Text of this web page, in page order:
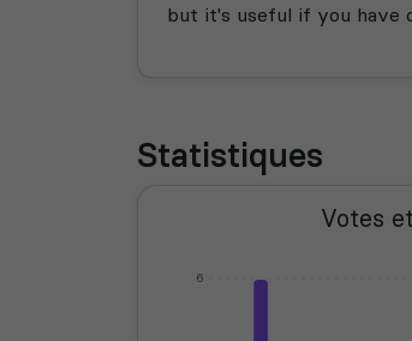
but it's useful if you have
Statistiques
Votes
6